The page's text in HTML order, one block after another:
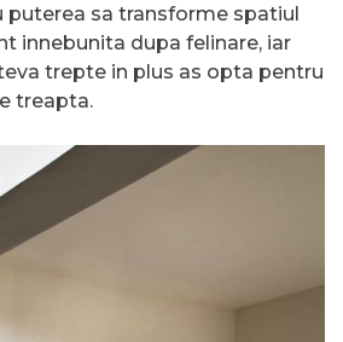
puterea sa transforme spatiul
innebunita dupa felinare, iar
trepte in plus as opta pentru
treapta.